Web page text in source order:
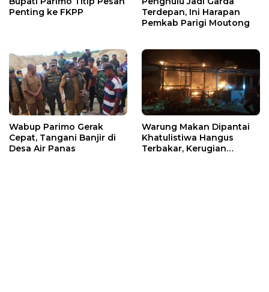
Penting ke FKPP
Terdepan, Ini Harapan
Pemkab Parigi Moutong
Wabup Parimo Gerak
Cepat, Tangani Banjir di
Desa Air Panas
Warung Makan Dipantai
Khatulistiwa Hangus
Terbakar, Kerugian